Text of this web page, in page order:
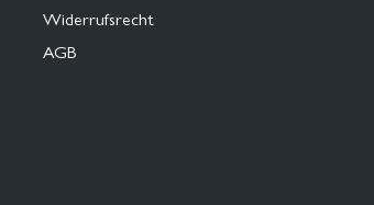
Widerrufsrecht
AGB